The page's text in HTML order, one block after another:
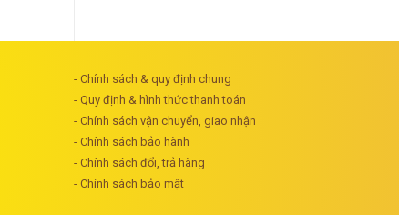
- Chính sách & quy định chung
- Quy định & hình thức thanh toán
- Chính sách vận chuyển, giao nhận
- Chính sách bảo hành
- Chính sách đổi, trả hàng
- Chính sách bảo mật